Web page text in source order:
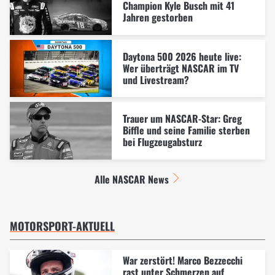
Champion Kyle Busch mit 41
Jahren gestorben
Daytona 500 2026 heute live:
Wer überträgt NASCAR im TV
und Livestream?
Trauer um NASCAR-Star: Greg
Biffle und seine Familie sterben
bei Flugzeugabsturz
Alle NASCAR News
MOTORSPORT-AKTUELL
War zerstört! Marco Bezzecchi